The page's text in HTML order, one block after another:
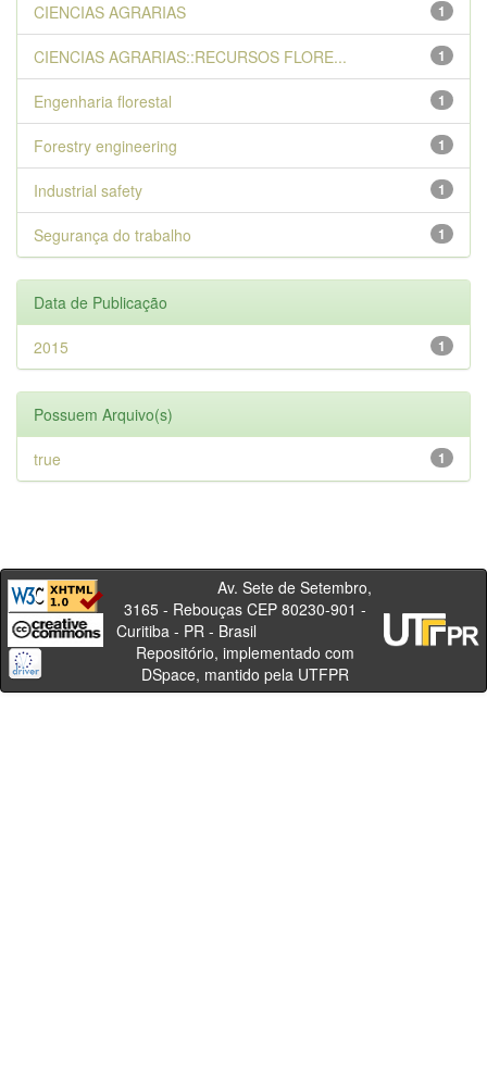
1
CIENCIAS AGRARIAS
1
CIENCIAS AGRARIAS::RECURSOS FLORE...
1
Engenharia florestal
1
Forestry engineering
1
Industrial safety
1
Segurança do trabalho
Data de Publicação
1
2015
Possuem Arquivo(s)
1
true
Av. Sete de Setembro,
3165 - Rebouças CEP 80230-901 -
Curitiba - PR - Brasil
Repositório, implementado com
DSpace, mantido pela UTFPR